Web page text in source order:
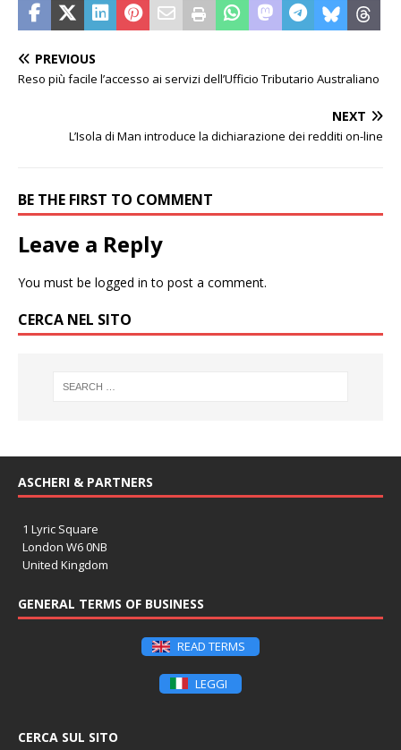
PREVIOUS
Reso più facile l’accesso ai servizi dell’Ufficio Tributario Australiano
NEXT
L’Isola di Man introduce la dichiarazione dei redditi on-line
BE THE FIRST TO COMMENT
Leave a Reply
You must be logged in to post a comment.
CERCA NEL SITO
ASCHERI & PARTNERS
1 Lyric Square
London W6 0NB
United Kingdom
GENERAL TERMS OF BUSINESS
READ TERMS
LEGGI
CERCA SUL SITO